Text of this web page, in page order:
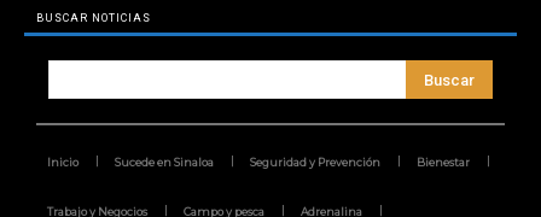
BUSCAR NOTICIAS
Buscar
Inicio Sucede en Sinaloa Seguridad y Prevención Bienestar
Trabajo y Negocios Campo y pesca Adrenalina